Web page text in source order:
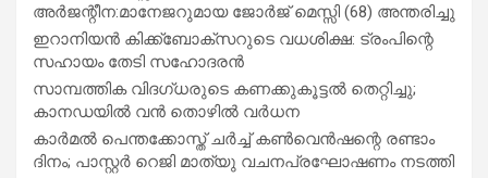
അർജന്റീന:മാനേജറുമായ ജോർജ് മെസ്സി (68) അന്തരിച്ചു
ഇറാനിയൻ കിക്ക്ബോക്സറുടെ വധശിക്ഷ: ട്രംപിന്റെ
സഹായം തേടി സഹോദരൻ
സാമ്പത്തിക വിദഗ്ധരുടെ കണക്കുകൂട്ടൽ തെറ്റിച്ചു;
കാനഡയിൽ വൻ തൊഴിൽ വർധന
കാർമൽ പെന്തക്കോസ്ത് ചർച്ച് കൺവെൻഷന്റെ രണ്ടാം
ദിനം; പാസ്റ്റർ റെജി മാത്യു വചനപ്രഘോഷണം നടത്തി